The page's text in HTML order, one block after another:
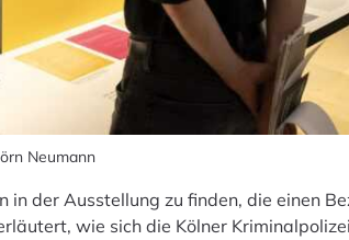
Neumann
der Ausstellung zu finden, die einen
wie sich die Kölner